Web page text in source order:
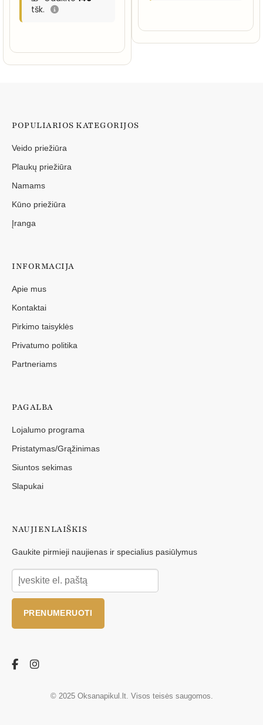
tšk.
POPULIARIOS KATEGORIJOS
Veido priežiūra
Plaukų priežiūra
Namams
Kūno priežiūra
Įranga
INFORMACIJA
Apie mus
Kontaktai
Pirkimo taisyklės
Privatumo politika
Partneriams
PAGALBA
Lojalumo programa
Pristatymas/Grąžinimas
Siuntos sekimas
Slapukai
NAUJIENLAIŠKIS
Gaukite pirmieji naujienas ir specialius pasiūlymus
PRENUMERUOTI
© 2025 Oksanapikul.lt. Visos teisės saugomos.